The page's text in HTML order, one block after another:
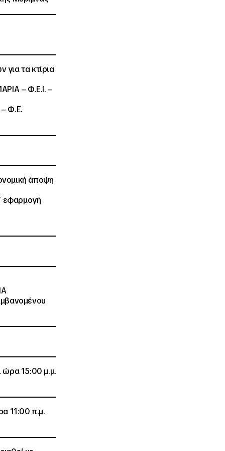
τα κτίρια
– Φ.Ε.Ι. –
Φ.Ε.
άποψη
εφαρμογή
ώρα 15:00 μ.μ.
11:00 π.μ.